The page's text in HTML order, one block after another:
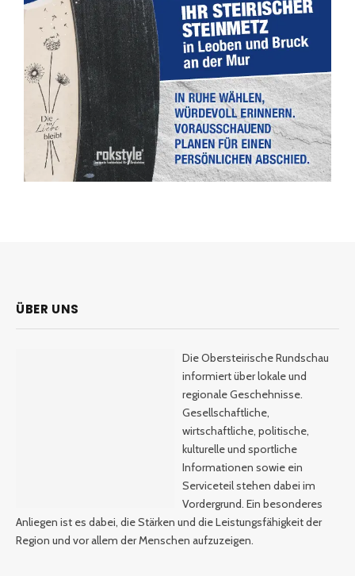
ÜBER UNS
Die Obersteirische Rundschau
informiert über lokale und
regionale Geschehnisse.
Gesellschaftliche,
wirtschaftliche, politische,
kulturelle und sportliche
Informationen sowie ein
Serviceteil stehen dabei im
Vordergrund. Ein besonderes
Anliegen ist es dabei, die Stärken und die Leistungsfähigkeit der
Region und vor allem der Menschen aufzuzeigen.